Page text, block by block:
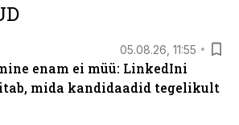
05.08.26, 11:55
enam ei müü: LinkedIni
mida kandidaadid tegelikult